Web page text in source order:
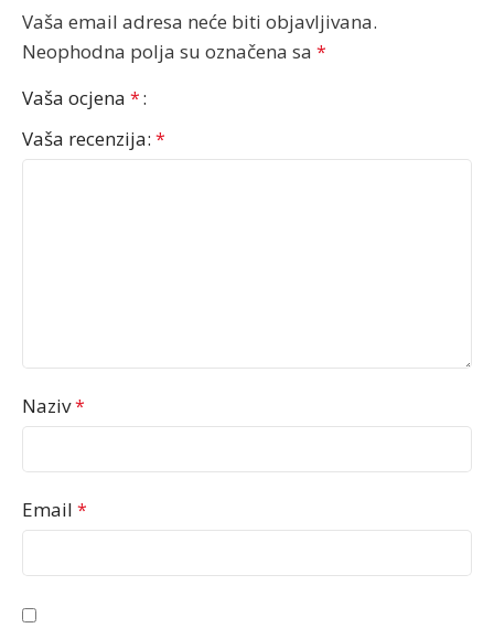
Vaša email adresa neće biti objavljivana.
Neophodna polja su označena sa *
Vaša ocjena *
Vaša recenzija: *
Naziv*
Email *